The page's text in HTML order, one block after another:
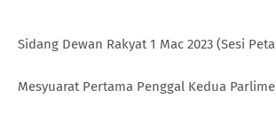
Sidang Dewan Rakyat 1 Mac 2023 (Sesi
Mesyuarat Pertama Penggal Kedua